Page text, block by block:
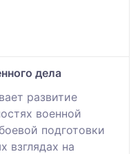
дела
развитие
военной
подготовки
взглядах на